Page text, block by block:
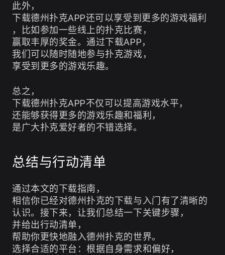
此外，
下载德州扑克APP还可以享受到更多的游戏福利
，比如参加一些线上的扑克比赛，
赢取丰厚的奖金。通过下载APP，
我们可以随时随地参与扑克游戏，
享受到更多的游戏乐趣。
总之，
下载德州扑克APP不仅可以提高游戏水平，
还能够获得更多的游戏乐趣和福利，
是广大扑克爱好者的不错选择。
总结与行动清单
通过本文的下载指南，
相信你已经对德州扑克的下载与入门有了清晰的
认识。接下来，让我们总结一下关键步骤，
并给出行动清单，
帮助你更快地融入德州扑克的世界。
选择合适的平台：根据自身需求和偏好，